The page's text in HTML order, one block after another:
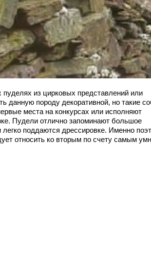
из цирковых представлений или
данную породу декоративной, но такие
места на конкурсах или исполняют
Пудели отлично запоминают большое
легко поддаются дрессировке. Именно
относить ко вторым по счету самым